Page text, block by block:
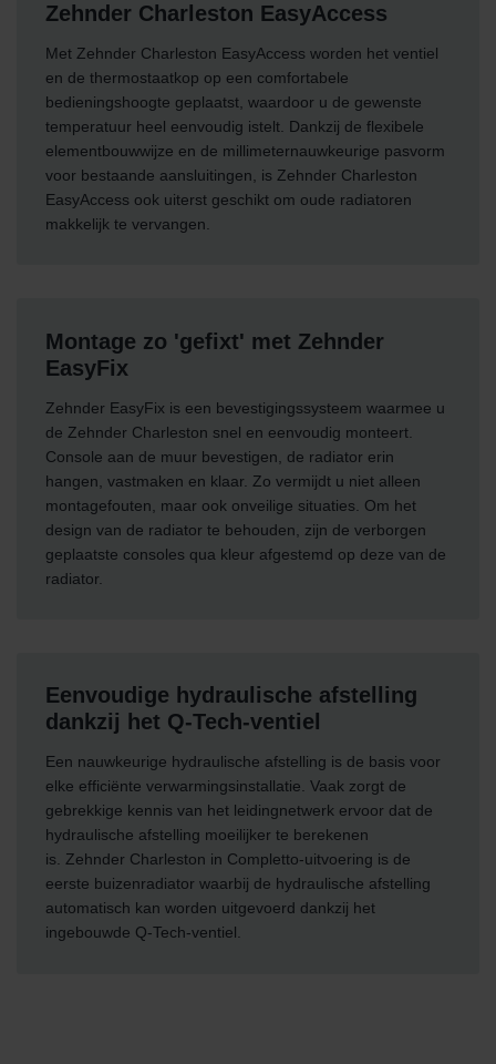
Zehnder Charleston EasyAccess
Met Zehnder Charleston EasyAccess worden het ventiel
en de thermostaatkop op een comfortabele
bedieningshoogte geplaatst, waardoor u de gewenste
temperatuur heel eenvoudig istelt. Dankzij de flexibele
elementbouwwijze en de millimeternauwkeurige pasvorm
voor bestaande aansluitingen, is Zehnder Charleston
EasyAccess ook uiterst geschikt om oude radiatoren
makkelijk te vervangen.
Montage zo 'gefixt' met Zehnder
EasyFix
Zehnder EasyFix is een bevestigingssysteem waarmee u
de Zehnder Charleston snel en eenvoudig monteert.
Console aan de muur bevestigen, de radiator erin
hangen, vastmaken en klaar. Zo vermijdt u niet alleen
montagefouten, maar ook onveilige situaties. Om het
design van de radiator te behouden, zijn de verborgen
geplaatste consoles qua kleur afgestemd op deze van de
radiator.
Eenvoudige hydraulische afstelling
dankzij het Q-Tech-ventiel
Een nauwkeurige hydraulische afstelling is de basis voor
elke efficiënte verwarmingsinstallatie. Vaak zorgt de
gebrekkige kennis van het leidingnetwerk ervoor dat de
hydraulische afstelling moeilijker te berekenen
is. Zehnder Charleston in Completto-uitvoering is de
eerste buizenradiator waarbij de hydraulische afstelling
automatisch kan worden uitgevoerd dankzij het
ingebouwde Q-Tech-ventiel.